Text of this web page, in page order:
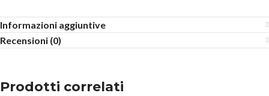
Informazioni aggiuntive
Recensioni (0)
Prodotti correlati